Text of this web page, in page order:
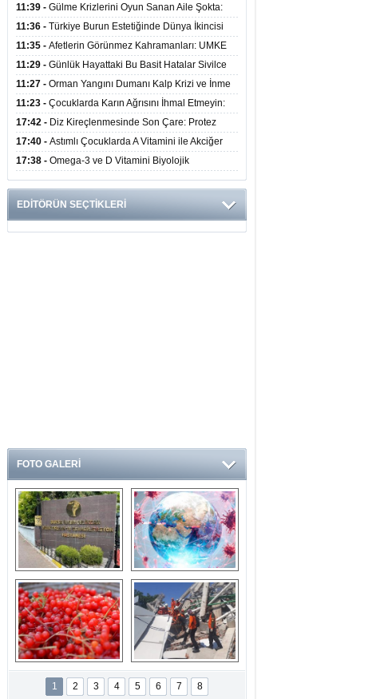
Meyveler Bağışıklığı ve Kalbi Koruyor
11:39 - Gülme Krizlerini Oyun Sanan Aile Şokta:
3,5 Yaşındaki Çocuk 8 Kez Felç Geçirdi
11:36 - Türkiye Burun Estetiğinde Dünya İkincisi
Oldu
11:35 - Afetlerin Görünmez Kahramanları: UMKE
Dev Kadrosuyla Görev Başında
11:29 - Günlük Hayattaki Bu Basit Hatalar Sivilce
Oluşumunu Tetikliyor
11:27 - Orman Yangını Dumanı Kalp Krizi ve İnme
Riskini Artırıyor
11:23 - Çocuklarda Karın Ağrısını İhmal Etmeyin:
Apandisit Habercisi Olabilir
17:42 - Diz Kireçlenmesinde Son Çare: Protez
Ameliyatı İle Yaşam Kalitesi Artıyor
17:40 - Astımlı Çocuklarda A Vitamini ile Akciğer
Hacmi Arasında Bağlantı Bulundu
17:38 - Omega-3 ve D Vitamini Biyolojik
Yaşlanmayı Yavaşlatabilir
EDİTÖRÜN SEÇTİKLERİ
FOTO GALERİ
Ve burası da bir
devlet hastanesi
14 soruda
Koronavirüs
hakkında kendinizi
test edin...
Gilaburu meyvesi
kanserden koruyor
Endonezya’daki
deprem: Ölü sayısı
bin 203'e yükseldi
1 2 3 4 5 6 7 8